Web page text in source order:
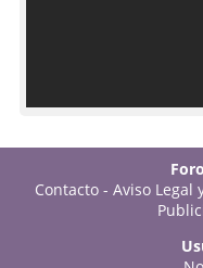
Contacto -Aviso Legal